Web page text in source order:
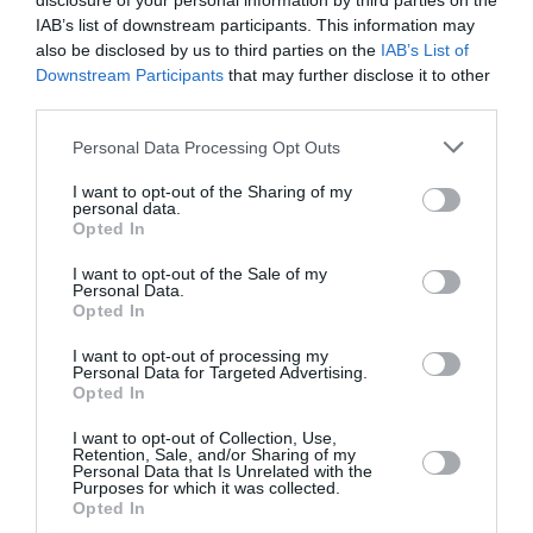
IAB’s list of downstream participants. This information may
also be disclosed by us to third parties on the IAB’s List of
Downstream Participants that may further disclose it to other
Personal Data Processing Opt Outs
I want to opt-out of the Sharing of my
personal data.
Opted In
I want to opt-out of the Sale of my
Personal Data.
Opted In
I want to opt-out of processing my
Personal Data for Targeted Advertising.
Opted In
I want to opt-out of Collection, Use,
Retention, Sale, and/or Sharing of my
Personal Data that Is Unrelated with the
Purposes for which it was collected.
Opted In
Newsletter
Κάθε βδομάδα στο e-mail σας τα τελευταία νέα για